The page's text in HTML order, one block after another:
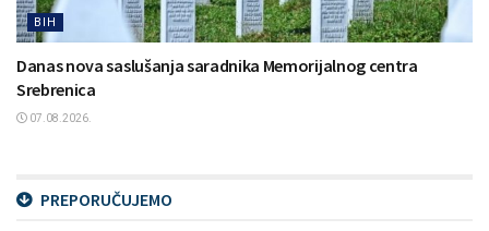
BIH
Danas nova saslušanja saradnika Memorijalnog centra
Srebrenica
07.08.2026.
PREPORUČUJEMO